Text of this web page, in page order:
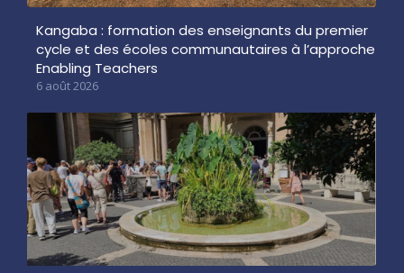
Kangaba : formation des enseignants du premier
cycle et des écoles communautaires à l’approche
Enabling Teachers
6 août 2026